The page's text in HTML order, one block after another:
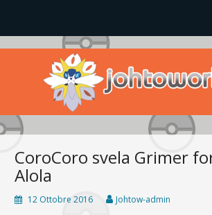
Johto World
Le novità più frizzanti dall'universo
CoroCoro svela Grimer
Alola
12 Ottobre 2016 Johtow-admin